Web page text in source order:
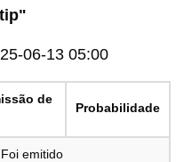
06-13 05:00
de
Probabilidade
Foi emitido